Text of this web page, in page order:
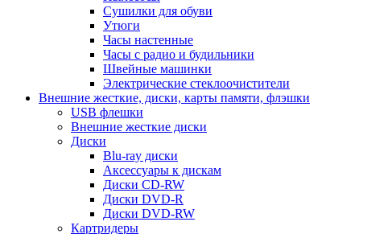
Сушилки для обуви
Утюги
Часы настенные
Часы с радио и будильники
Швейные машинки
Электрические стеклоочистители
Внешние жесткие, диски, карты памяти, флэшки
USB флешки
Внешние жесткие диски
Диски
Blu-ray диски
Аксессуары к дискам
Диски CD-RW
Диски DVD-R
Диски DVD-RW
Картридеры